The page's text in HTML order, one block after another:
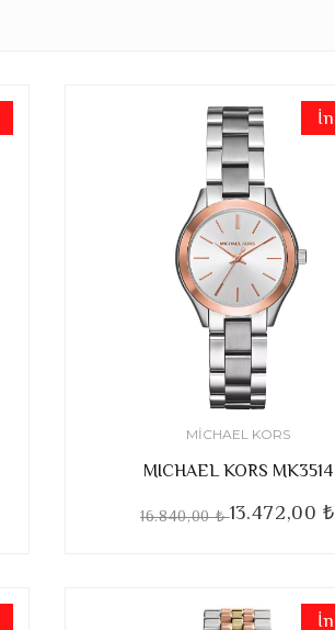
MICHAEL KORS
MICHAEL KORS MK3514
16.840,00 ₺13.472,00 ₺